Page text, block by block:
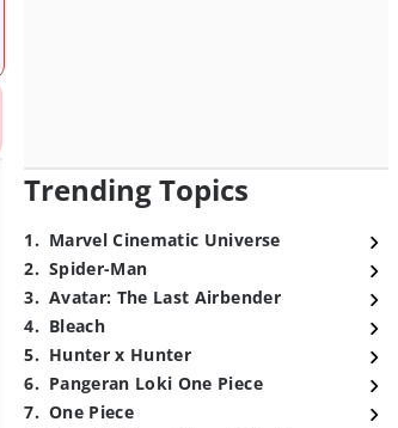
Trending Topics
1. Marvel Cinematic Universe
2. Spider-Man
3. Avatar: The Last Airbender
4. Bleach
5. Hunter x Hunter
6. Pangeran Loki One Piece
7. One Piece